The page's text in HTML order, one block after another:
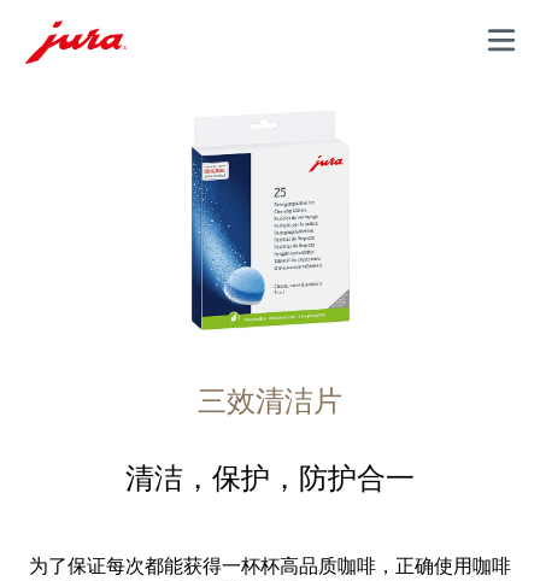
MENU
三效清洁片
清洁，保护，防护合一
为了保证每次都能获得一杯杯高品质咖啡，正确使用咖啡